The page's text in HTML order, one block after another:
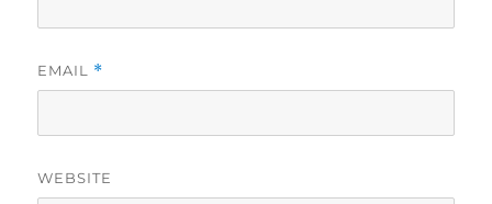
EMAIL *
WEBSITE